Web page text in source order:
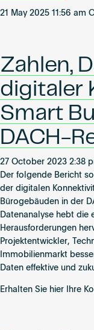
21 May 2025 11:56 am
Zahlen,
digitaler
Smart
DACH-
27 October 2023 2:38
Der folgende Bericht
der digitalen
Bürogebäuden in der
Datenanalyse hebt die
Herausforderungen
Projektentwickler,
Immobilienmarkt
Daten effektive und
Erhalten Sie hier Ihre